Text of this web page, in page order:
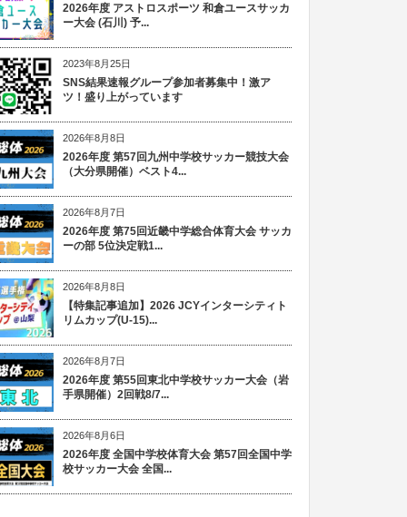
2026年度 アストロスポーツ 和倉ユースサッカ
ー大会 (石川) 予...
2023年8月25日
SNS結果速報グループ参加者募集中！激ア
ツ！盛り上がっています
2026年8月8日
2026年度 第57回九州中学校サッカー競技大会
（大分県開催）ベスト4...
2026年8月7日
2026年度 第75回近畿中学総合体育大会 サッカ
ーの部 5位決定戦1...
2026年8月8日
【特集記事追加】2026 JCYインターシティト
リムカップ(U-15)...
2026年8月7日
2026年度 第55回東北中学校サッカー大会（岩
手県開催）2回戦8/7...
2026年8月6日
2026年度 全国中学校体育大会 第57回全国中学
校サッカー大会 全国...